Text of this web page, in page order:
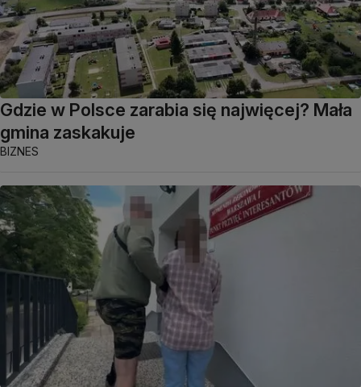
Gdzie w Polsce zarabia się najwięcej? Mała
gmina zaskakuje
BIZNES